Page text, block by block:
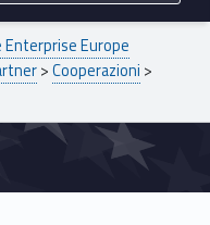
Enterprise Europe
>Cooperazioni >